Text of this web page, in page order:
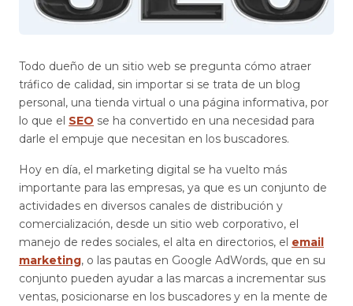
Todo dueño de un sitio web se pregunta cómo atraer
tráfico de calidad, sin importar si se trata de un blog
personal, una tienda virtual o una página informativa, por
lo que el SEO se ha convertido en una necesidad para
darle el empuje que necesitan en los buscadores.
Hoy en día, el marketing digital se ha vuelto más
importante para las empresas, ya que es un conjunto de
actividades en diversos canales de distribución y
comercialización, desde un sitio web corporativo, el
manejo de redes sociales, el alta en directorios, el email
marketing, o las pautas en Google AdWords, que en su
conjunto pueden ayudar a las marcas a incrementar sus
ventas, posicionarse en los buscadores y en la mente de